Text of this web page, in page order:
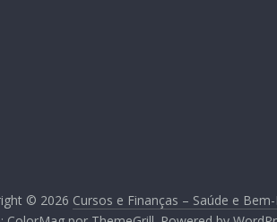
© 2026 Cursos e Finanças – Saúde e